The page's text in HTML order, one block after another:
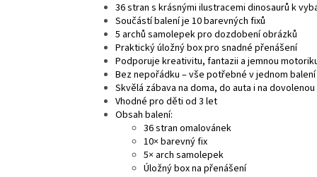
36 stran s krásnými ilustracemi dinosaurů k
Součástí balení je 10 barevných fixů
5 archů samolepek pro dozdobení obrázků
Praktický úložný box pro snadné přenášení
Podporuje kreativitu, fantazii a jemnou
Bez nepořádku – vše potřebné v jednom balení
Skvělá zábava na doma, do auta i na dovolenou
Vhodné pro děti od 3 let
Obsah balení:
36 stran omalovánek
10× barevný fix
5× arch samolepek
Úložný box na přenášení